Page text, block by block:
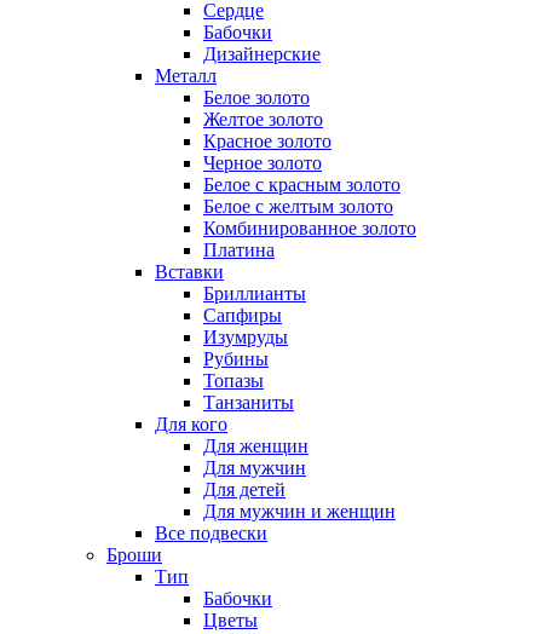
Сердце
Бабочки
Дизайнерские
Металл
Белое золото
Желтое золото
Красное золото
Черное золото
Белое с красным золото
Белое с желтым золото
Комбинированное золото
Платина
Вставки
Бриллианты
Сапфиры
Изумруды
Рубины
Топазы
Танзаниты
Для кого
Для женщин
Для мужчин
Для детей
Для мужчин и женщин
Все подвески
Броши
Тип
Бабочки
Цветы